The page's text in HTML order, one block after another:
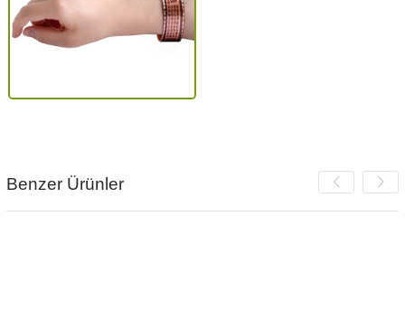
Benzer Ürünler